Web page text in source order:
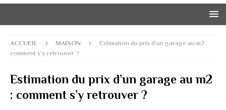
ACCUEIL MAISON
Estimation du prix d’un garage au m2 :
comment s’y retrouver ?
Estimation du prix d’un garage au m2
: comment s’y retrouver ?